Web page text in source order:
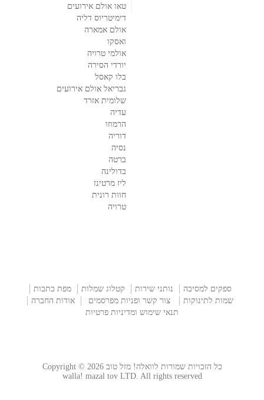
טאו אולם אירועים
דימיטריוס דליה
אולם אמארה
ואסקו
אולמי טרויה
יורדי הסירה
בלו קאסל
גבריאל אולם אירועים
שלומית אזרד
עדיה
הרמוזו
דוריה
נסיה
ברטה
בדולינה
ליז מרטינז
חוות רונית
טרויה
ספקים למסיבה נותני שירות קטלוג שמלות
מפת כתבות
שמות לתינוקות
צור קשר ופניות מפרסמים
אודות החברה
תנאי שימוש ומדיניות פרטיות
כל הזכויות שמורות לוואלה! מזל טוב Copyright © 2026
walla! mazal tov LTD. All rights reserved